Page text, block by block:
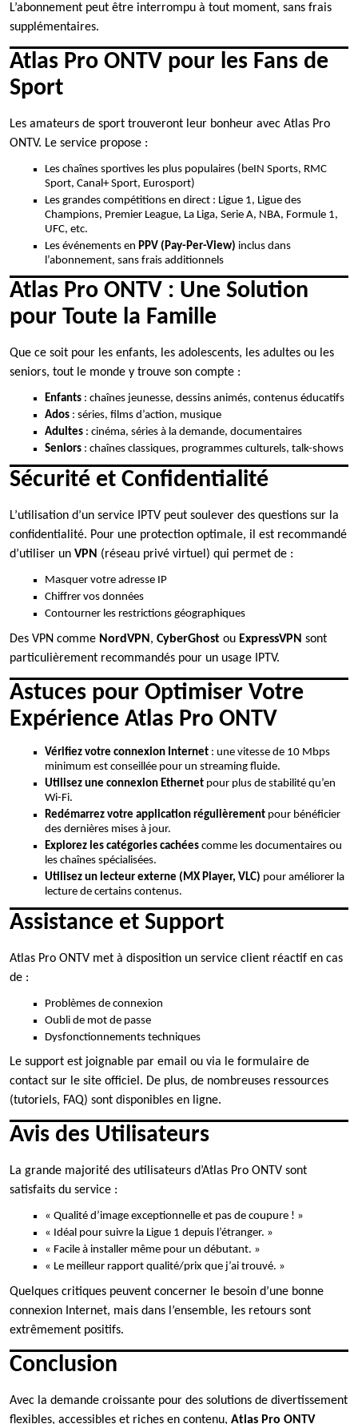
L’abonnement peut être interrompu à tout moment, sans frais
supplémentaires.
Atlas Pro ONTV pour les Fans de
Sport
Les amateurs de sport trouveront leur bonheur avec Atlas Pro
ONTV. Le service propose :
Les chaînes sportives les plus populaires (beIN Sports, RMC
Sport, Canal+ Sport, Eurosport)
Les grandes compétitions en direct : Ligue 1, Ligue des
Champions, Premier League, La Liga, Serie A, NBA, Formule 1,
UFC, etc.
Les événements en PPV (Pay-Per-View) inclus dans
l’abonnement, sans frais additionnels
Atlas Pro ONTV : Une Solution
pour Toute la Famille
Que ce soit pour les enfants, les adolescents, les adultes ou les
seniors, tout le monde y trouve son compte :
Enfants : chaînes jeunesse, dessins animés, contenus éducatifs
Ados : séries, films d’action, musique
Adultes : cinéma, séries à la demande, documentaires
Seniors : chaînes classiques, programmes culturels, talk-shows
Sécurité et Confidentialité
L’utilisation d’un service IPTV peut soulever des questions sur la
confidentialité. Pour une protection optimale, il est recommandé
d’utiliser un VPN (réseau privé virtuel) qui permet de :
Masquer votre adresse IP
Chiffrer vos données
Contourner les restrictions géographiques
Des VPN comme NordVPN , CyberGhost ou ExpressVPN sont
particulièrement recommandés pour un usage IPTV.
Astuces pour Optimiser Votre
Expérience Atlas Pro ONTV
Vérifiez votre connexion Internet : une vitesse de 10 Mbps
minimum est conseillée pour un streaming fluide.
Utilisez une connexion Ethernet pour plus de stabilité qu’en
Wi-Fi.
Redémarrez votre application régulièrement pour bénéficier
des dernières mises à jour.
Explorez les catégories cachées comme les documentaires ou
les chaînes spécialisées.
Utilisez un lecteur externe (MX Player, VLC) pour améliorer la
lecture de certains contenus.
Assistance et Support
Atlas Pro ONTV met à disposition un service client réactif en cas
de :
Problèmes de connexion
Oubli de mot de passe
Dysfonctionnements techniques
Le support est joignable par email ou via le formulaire de
contact sur le site officiel. De plus, de nombreuses ressources
(tutoriels, FAQ) sont disponibles en ligne.
Avis des Utilisateurs
La grande majorité des utilisateurs d’Atlas Pro ONTV sont
satisfaits du service :
« Qualité d’image exceptionnelle et pas de coupure ! »
« Idéal pour suivre la Ligue 1 depuis l’étranger. »
« Facile à installer même pour un débutant. »
« Le meilleur rapport qualité/prix que j’ai trouvé. »
Quelques critiques peuvent concerner le besoin d’une bonne
connexion Internet, mais dans l’ensemble, les retours sont
extrêmement positifs.
Conclusion
Avec la demande croissante pour des solutions de divertissement
flexibles, accessibles et riches en contenu, Atlas Pro ONTV